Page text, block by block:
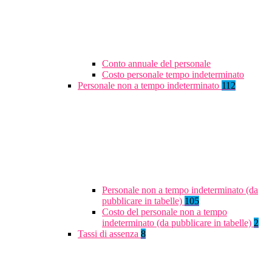
Conto annuale del personale
Costo personale tempo indeterminato
Personale non a tempo indeterminato 112
Personale non a tempo indeterminato (da
pubblicare in tabelle) 105
Costo del personale non a tempo
indeterminato (da pubblicare in tabelle) 2
Tassi di assenza 8